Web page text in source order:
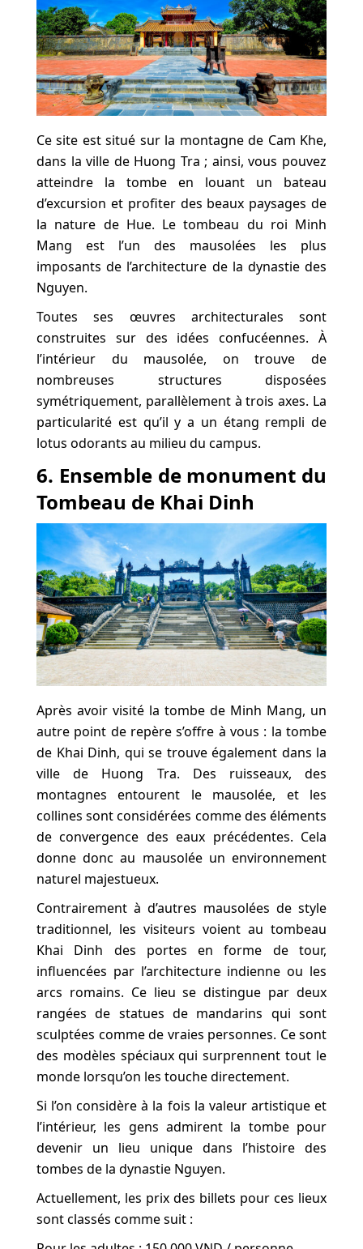
Ce site est situé sur la montagne de Cam Khe,
dans la ville de Huong Tra ; ainsi, vous pouvez
atteindre la tombe en louant un bateau
d’excursion et profiter des beaux paysages de
la nature de Hue. Le tombeau du roi Minh
Mang est l’un des mausolées les plus
imposants de l’architecture de la dynastie des
Nguyen.
Toutes ses œuvres architecturales sont
construites sur des idées confucéennes. À
l’intérieur du mausolée, on trouve de
nombreuses structures disposées
symétriquement, parallèlement à trois axes. La
particularité est qu’il y a un étang rempli de
lotus odorants au milieu du campus.
6. Ensemble de monument du
Tombeau de Khai Dinh
Après avoir visité la tombe de Minh Mang, un
autre point de repère s’offre à vous : la tombe
de Khai Dinh, qui se trouve également dans la
ville de Huong Tra. Des ruisseaux, des
montagnes entourent le mausolée, et les
collines sont considérées comme des éléments
de convergence des eaux précédentes. Cela
donne donc au mausolée un environnement
naturel majestueux.
Contrairement à d’autres mausolées de style
traditionnel, les visiteurs voient au tombeau
Khai Dinh des portes en forme de tour,
influencées par l’architecture indienne ou les
arcs romains. Ce lieu se distingue par deux
rangées de statues de mandarins qui sont
sculptées comme de vraies personnes. Ce sont
des modèles spéciaux qui surprennent tout le
monde lorsqu’on les touche directement.
Si l’on considère à la fois la valeur artistique et
l’intérieur, les gens admirent la tombe pour
devenir un lieu unique dans l’histoire des
tombes de la dynastie Nguyen.
Actuellement, les prix des billets pour ces lieux
sont classés comme suit :